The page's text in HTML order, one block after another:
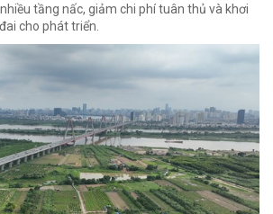
tầng nấc, giảm chi phí tuân thủ và khơi
cho phát triển.